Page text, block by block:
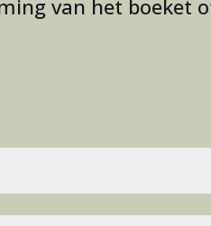
van het boeket